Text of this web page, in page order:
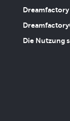
Die Nutzung